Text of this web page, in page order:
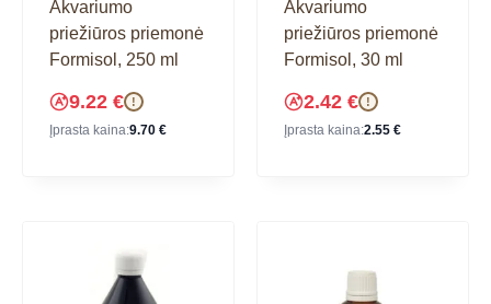
Akvariumo
priežiūros priemonė
Formisol, 250 ml
9.22 € !
Įprasta kaina:9.70 €
Akvariumo
priežiūros priemonė
Formisol, 30 ml
2.42 € !
Įprasta kaina:2.55 €